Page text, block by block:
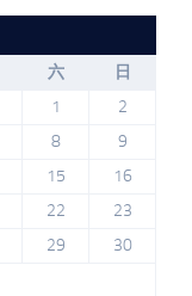
六
日
1
2
8
9
15
16
22
23
29
30